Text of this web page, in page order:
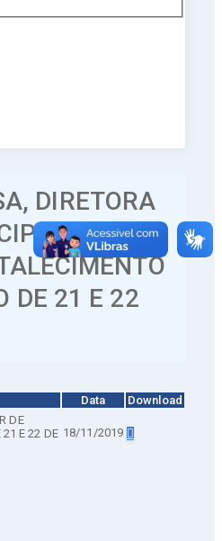
DIRETORA
DE
DE 21 E 22
Data
Download
DE
21 E 22 DE 18/11/2019